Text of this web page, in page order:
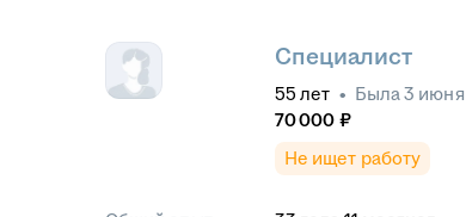
Специалист
55 лет • Была3 июня
70 000 ₽
Не ищет работу